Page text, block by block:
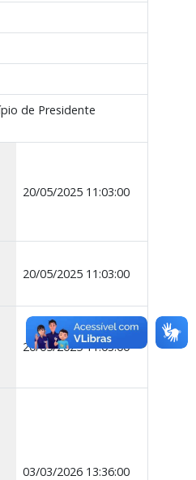
de Presidente
20/05/2025 11:03:00
20/05/2025 11:03:00
20/05/2025 11:03:00
03/03/2026 13:36:00